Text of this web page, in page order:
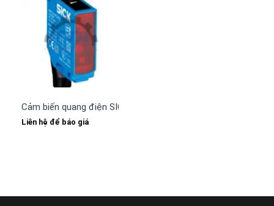
Cảm biến quang điện SICK WTF12-3P2431
Liên hệ để báo giá